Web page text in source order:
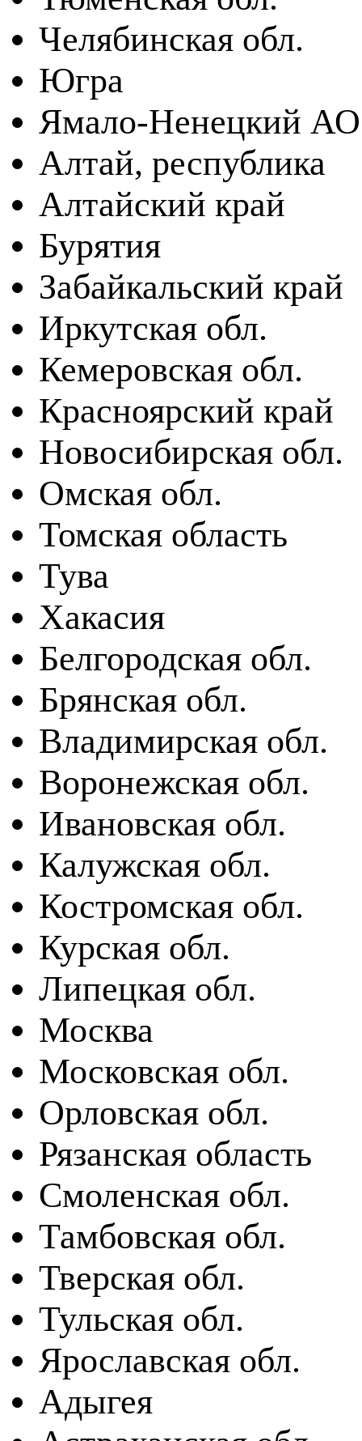
Челябинская обл.
Югра
Ямало-Ненецкий АО
Алтай, республика
Алтайский край
Бурятия
Забайкальский край
Иркутская обл.
Кемеровская обл.
Красноярский край
Новосибирская обл.
Омская обл.
Томская область
Тува
Хакасия
Белгородская обл.
Брянская обл.
Владимирская обл.
Воронежская обл.
Ивановская обл.
Калужская обл.
Костромская обл.
Курская обл.
Липецкая обл.
Москва
Московская обл.
Орловская обл.
Рязанская область
Смоленская обл.
Тамбовская обл.
Тверская обл.
Тульская обл.
Ярославская обл.
Адыгея